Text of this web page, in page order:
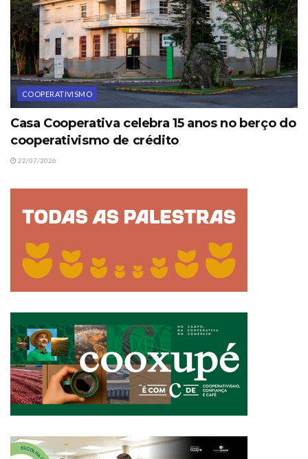
COOPERATIVISMO
Casa Cooperativa celebra 15 anos no berço do
cooperativismo de crédito
22/07/2026